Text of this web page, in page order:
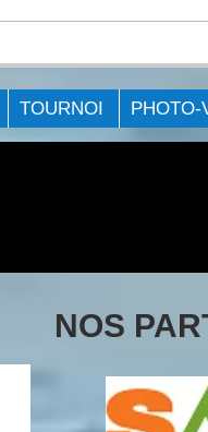
L’ÉVÉNEMENT
Challenge
François
TOURNOI PHOTO-
NOS